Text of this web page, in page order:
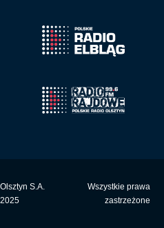
S.A.
2025
Wszystkie prawa
zastrzeżone